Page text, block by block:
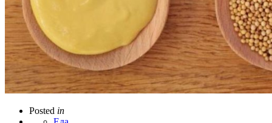
Posted in